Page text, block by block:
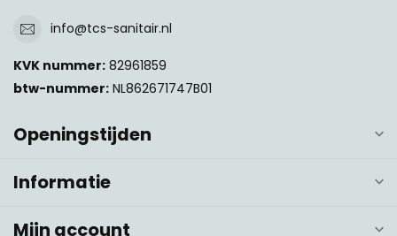
info@tcs-sanitair.nl
KVK nummer: 82961859
btw-nummer: NL862671747B01
Openingstijden
Informatie
Mijn account